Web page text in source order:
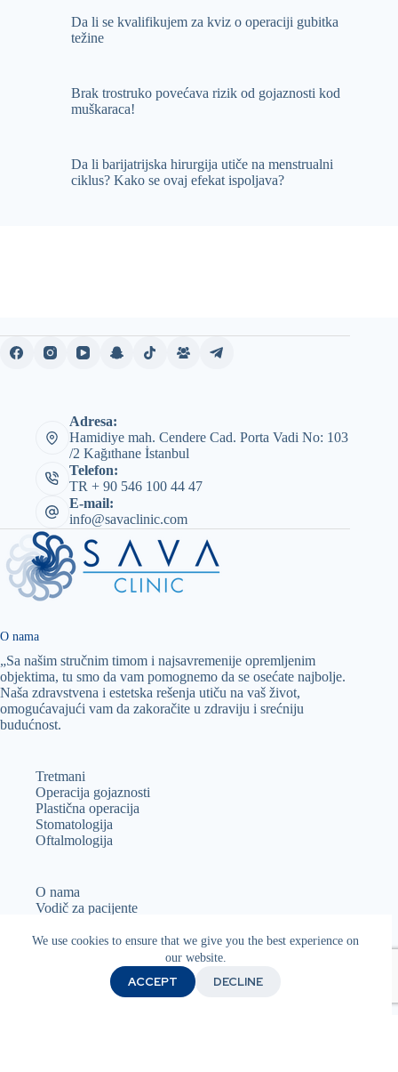
We use cookies to ensure that we give you the best experience on
our website.
ACCEPT DECLINE
Da li se kvalifikujem za kviz o operaciji gubitka
težine
Brak trostruko povećava rizik od gojaznosti kod
muškaraca!
Da li barijatrijska hirurgija utiče na menstrualni
ciklus? Kako se ovaj efekat ispoljava?
Adresa:
Hamidiye mah. Cendere Cad. Porta Vadi No: 103
/2 Kağıthane İstanbul
Telefon:
TR + 90 546 100 44 47
E-mail:
info@savaclinic.com
O nama
„Sa našim stručnim timom i najsavremenije opremljenim
objektima, tu smo da vam pomognemo da se osećate najbolje.
Naša zdravstvena i estetska rešenja utiču na vaš život,
omogućavajući vam da zakoračite u zdraviju i srećniju
budućnost.
Tretmani
Operacija gojaznosti
Plastična operacija
Stomatologija
Oftalmologija
O nama
Vodič za pacijente
Osoblje
Pravila o privatnosti
Uslovi korišćenja